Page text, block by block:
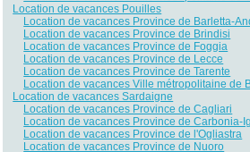
Location de vacances Pouilles
Location de vacances Province de Barletta-
Location de vacances Province de Brindisi
Location de vacances Province de Foggia
Location de vacances Province de Lecce
Location de vacances Province de Tarente
Location de vacances Ville métropolitaine de
Location de vacances Sardaigne
Location de vacances Province de Cagliari
Location de vacances Province de Carbonia-
Location de vacances Province de l'Ogliastra
Location de vacances Province de Nuoro